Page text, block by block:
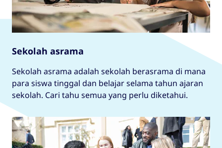
Sekolah asrama
Sekolah asrama adalah sekolah berasrama di mana
para siswa tinggal dan belajar selama tahun ajaran
sekolah. Cari tahu semua yang perlu diketahui.